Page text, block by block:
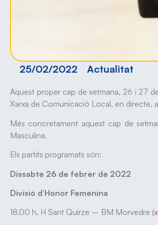
25/02/2022 Actualitat
Aquest proper cap de setmana, 26 i 27
Xarxa de Comunicació Local, en directe,
Més concretament aquest cap de
Masculina.
Els partits programats són:
Dissabte 26 de febrer de 2022
Divisió d’Honor Femenina
18.00 h. H Sant Quirze – BM Morvedre (